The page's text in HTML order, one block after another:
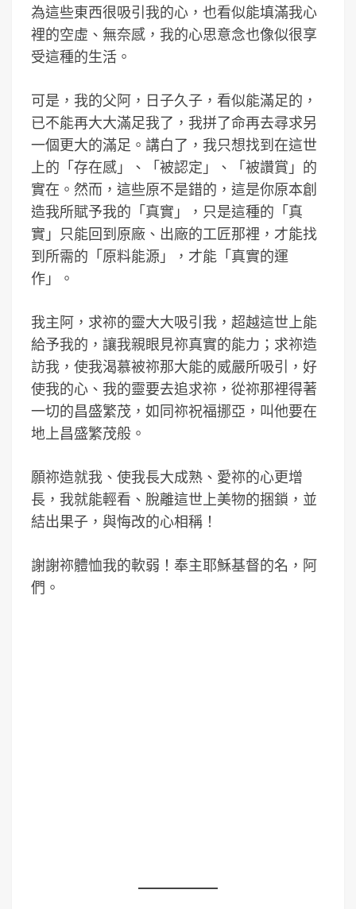
為這些東西很吸引我的心，也看似能填滿我心
裡的空虛、無奈感，我的心思意念也像似很享
受這種的生活。
可是，我的父阿，日子久子，看似能滿足的，
已不能再大大滿足我了，我拼了命再去尋求另
一個更大的滿足。講白了，我只想找到在這世
上的「存在感」、「被認定」、「被讚賞」的
實在。然而，這些原不是錯的，這是你原本創
造我所賦予我的「真實」，只是這種的「真
實」只能回到原廠、出廠的工匠那裡，才能找
到所需的「原料能源」，才能「真實的運
作」。
我主阿，求祢的靈大大吸引我，超越這世上能
給予我的，讓我親眼見祢真實的能力；求祢造
訪我，使我渴慕被祢那大能的威嚴所吸引，好
使我的心、我的靈要去追求祢，從祢那裡得著
一切的昌盛繁茂，如同祢祝福挪亞，叫他要在
地上昌盛繁茂般。
願祢造就我、使我長大成熟、愛祢的心更增
長，我就能輕看、脫離這世上美物的捆鎖，並
結出果子，與悔改的心相稱！
謝謝祢體恤我的軟弱！奉主耶穌基督的名，阿
們。